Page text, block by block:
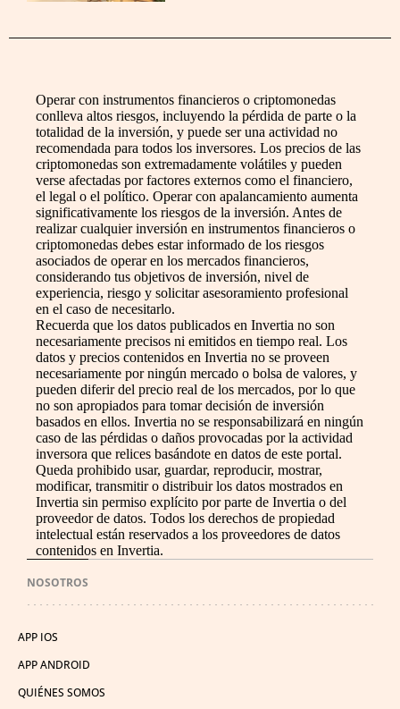
Operar con instrumentos financieros o criptomonedas
conlleva altos riesgos, incluyendo la pérdida de parte o la
totalidad de la inversión, y puede ser una actividad no
recomendada para todos los inversores. Los precios de las
criptomonedas son extremadamente volátiles y pueden
verse afectadas por factores externos como el financiero,
el legal o el político. Operar con apalancamiento aumenta
significativamente los riesgos de la inversión. Antes de
realizar cualquier inversión en instrumentos financieros o
criptomonedas debes estar informado de los riesgos
asociados de operar en los mercados financieros,
considerando tus objetivos de inversión, nivel de
experiencia, riesgo y solicitar asesoramiento profesional
en el caso de necesitarlo.
Recuerda que los datos publicados en Invertia no son
necesariamente precisos ni emitidos en tiempo real. Los
datos y precios contenidos en Invertia no se proveen
necesariamente por ningún mercado o bolsa de valores, y
pueden diferir del precio real de los mercados, por lo que
no son apropiados para tomar decisión de inversión
basados en ellos. Invertia no se responsabilizará en ningún
caso de las pérdidas o daños provocadas por la actividad
inversora que relices basándote en datos de este portal.
Queda prohibido usar, guardar, reproducir, mostrar,
modificar, transmitir o distribuir los datos mostrados en
Invertia sin permiso explícito por parte de Invertia o del
proveedor de datos. Todos los derechos de propiedad
intelectual están reservados a los proveedores de datos
contenidos en Invertia.
NOSOTROS
APP IOS
APP ANDROID
QUIÉNES SOMOS